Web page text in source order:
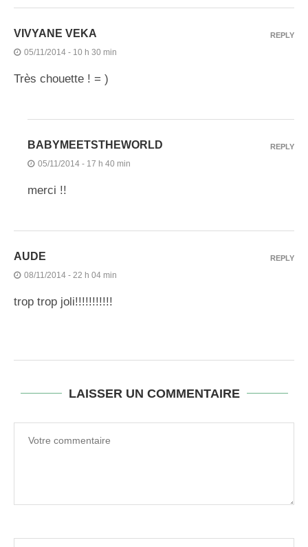
VIVYANE VEKA
05/11/2014 - 10 h 30 min
Très chouette ! = )
REPLY
BABYMEETSTHEWORLD
05/11/2014 - 17 h 40 min
merci !!
REPLY
AUDE
08/11/2014 - 22 h 04 min
trop trop joli!!!!!!!!!!!
REPLY
LAISSER UN COMMENTAIRE